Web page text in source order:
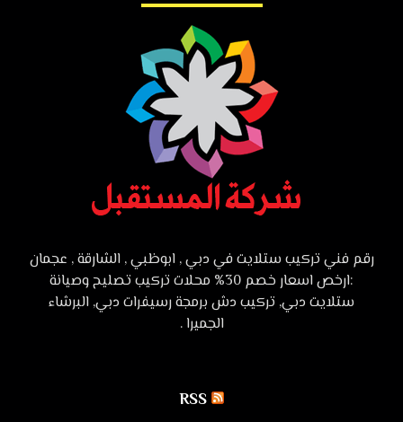
رقم فني تركيب ستلايت في دبي , ابوظبي , الشارقة , عجمان
:ارخص اسعار خصم 30% محلات تركيب تصليح وصيانة
ستلايت دبي, تركيب دش برمجة رسيفرات دبي, البرشاء
الجميرا .
RSS